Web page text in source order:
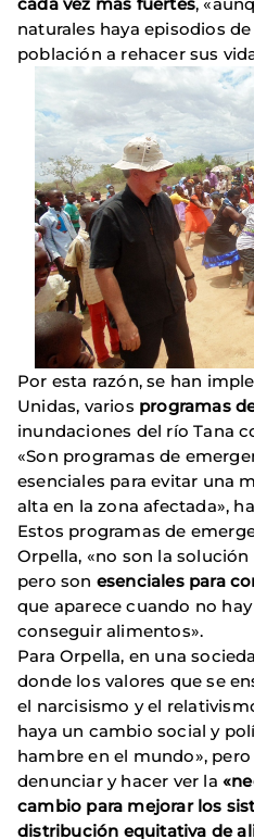
cada vez más fuertes,
naturales haya episodios
población a rehacer sus
Por esta razón, se han
Unidas, varios programas
inundaciones del río Tana
«Son programas de
esenciales para evitar una
alta en la zona afectada»,
Estos programas de
Orpella, «no son la
pero son esenciales para
que aparece cuando no
conseguir alimentos».
Para Orpella, en una
donde los valores que se
el narcisismo y el
haya un cambio social y
hambre en el mundo»,
denunciar y hacer ver la
cambio para mejorar los
distribución equitativa de